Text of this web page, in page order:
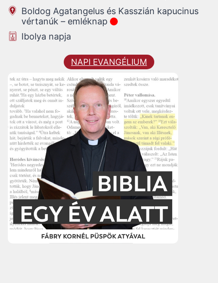
Boldog Agatangelus és Kasszián kapucinus
vértanúk – emléknap
Ibolya napja
NAPI EVANGÉLIUM